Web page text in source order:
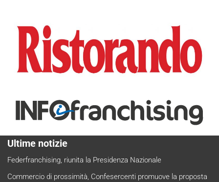
Ultime notizie
Federfranchising, riunita la Presidenza Nazionale
Commercio di prossimità, Confesercenti promuove la proposta